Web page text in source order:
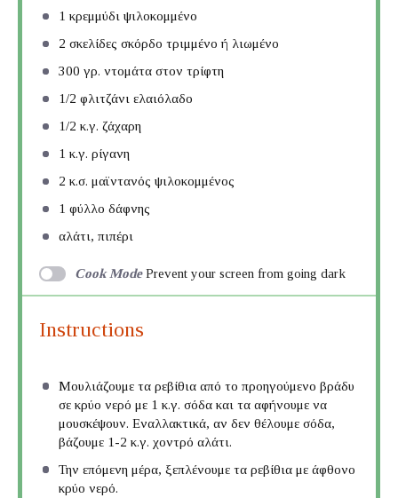
1 κρεμμύδι ψιλοκομμένο
2 σκελίδες σκόρδο τριμμένο ή λιωμένο
300 γρ. ντομάτα στον τρίφτη
1/2 φλιτζάνι ελαιόλαδο
1/2 κ.γ. ζάχαρη
1 κ.γ. ρίγανη
2 κ.σ. μαϊντανός ψιλοκομμένος
1 φύλλο δάφνης
αλάτι, πιπέρι
Cook Mode Prevent your screen from going dark
Instructions
Μουλιάζουμε τα ρεβίθια από το προηγούμενο βράδυ
σε κρύο νερό με 1 κ.γ. σόδα και τα αφήνουμε να
μουσκέψουν. Εναλλακτικά, αν δεν θέλουμε σόδα,
βάζουμε 1-2 κ.γ. χοντρό αλάτι.
Την επόμενη μέρα, ξεπλένουμε τα ρεβίθια με άφθονο
κρύο νερό.